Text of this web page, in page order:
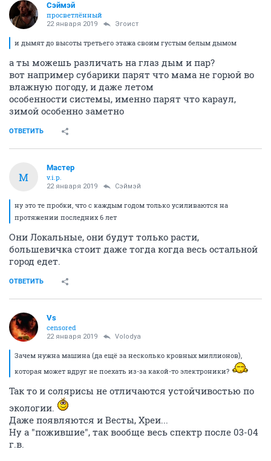
Сэймэй
просветлённый
22 января 2019 Эгоист
и дымят до высоты третьего этажа своим густым белым дымом
а ты можешь различать на глаз дым и пар?
вот например субарики парят что мама не горюй во
влажную погоду, и даже летом
особенности системы, именно парят что караул,
зимой особенно заметно
ОТВЕТИТЬ
М
Мастер
v.i.p.
22 января 2019 Сэймэй
ну это те пробки, что с каждым годом только усиливаются на
протяжении последних 6 лет
Они Локальные, они будут только расти,
большевичка стоит даже тогда когда весь остальной
город едет.
ОТВЕТИТЬ
Vs
censored
22 января 2019 Volodya
Зачем нужна машина (да ещё за несколько кровных миллионов),
которая может вдруг не поехать из-за какой-то электроники?
Так то и солярисы не отличаются устойчивостью по
экологии.
Даже появляются и Весты, Хреи...
Ну а "пожившие", так вообще весь спектр после 03-04
г.в.